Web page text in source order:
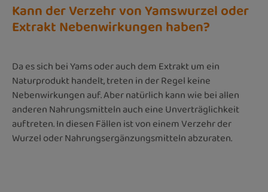
Kann der Verzehr von Yamswurzel oder
Extrakt Nebenwirkungen haben?
Da es sich bei Yams oder auch dem Extrakt um ein
Naturprodukt handelt, treten in der Regel keine
Nebenwirkungen auf. Aber natürlich kann wie bei allen
anderen Nahrungsmitteln auch eine Unverträglichkeit
auftreten. In diesen Fällen ist von einem Verzehr der
Wurzel oder Nahrungsergänzungsmitteln abzuraten.